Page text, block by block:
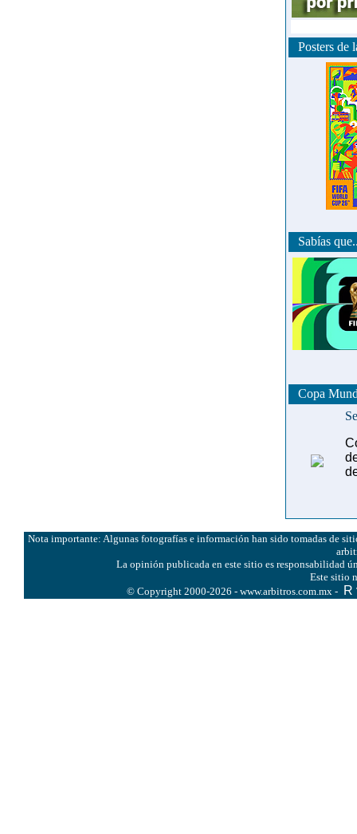
Posters de
Sabías
Copa
Nota importante: Algunas fotografías e información han sido tomadas de
La opinión publicada en este sitio es responsabilidad
Este sitio
© Copyright 2000-2026 - www.arbitros.com.mx - R